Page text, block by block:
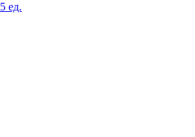
5 ед.